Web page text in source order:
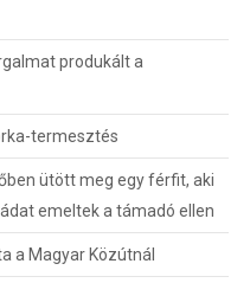
produkált a
termesztés
ütött meg egy férfit, aki
emeltek a támadó ellen
a Magyar Közútnál